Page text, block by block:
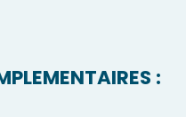
: